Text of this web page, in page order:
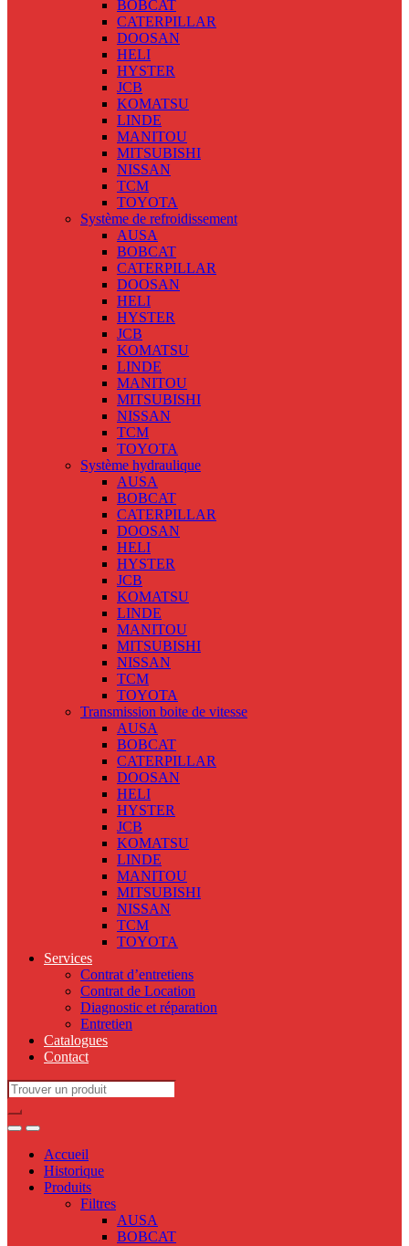
BOBCAT
CATERPILLAR
DOOSAN
HELI
HYSTER
JCB
KOMATSU
LINDE
MANITOU
MITSUBISHI
NISSAN
TCM
TOYOTA
Système de refroidissement
AUSA
BOBCAT
CATERPILLAR
DOOSAN
HELI
HYSTER
JCB
KOMATSU
LINDE
MANITOU
MITSUBISHI
NISSAN
TCM
TOYOTA
Système hydraulique
AUSA
BOBCAT
CATERPILLAR
DOOSAN
HELI
HYSTER
JCB
KOMATSU
LINDE
MANITOU
MITSUBISHI
NISSAN
TCM
TOYOTA
Transmission boite de vitesse
AUSA
BOBCAT
CATERPILLAR
DOOSAN
HELI
HYSTER
JCB
KOMATSU
LINDE
MANITOU
MITSUBISHI
NISSAN
TCM
TOYOTA
Services
Contrat d’entretiens
Contrat de Location
Diagnostic et réparation
Entretien
Catalogues
Contact
Search
for:
Accueil
Historique
Produits
Filtres
AUSA
BOBCAT